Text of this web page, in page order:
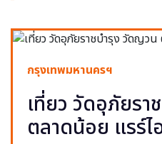
กรุงเทพมหานครฯ
เที่ยว วัดอุภัยร
ตลาดน้อย แรร์